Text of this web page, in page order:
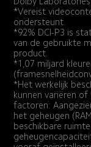
*Vereist
ondersteunt.
*92% DCI-P3 is
van de gebruikte
product.
*1,07 miljard
*Het werkelijk
kunnen variëren
factoren:
het geheugen
beschikbare